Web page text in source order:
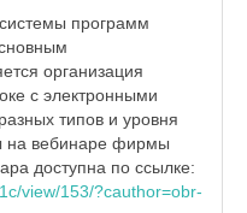
программ
организация
с электронными
типов и уровня
на вебинаре фирмы
доступна по ссылке:
view/153/?cauthor=obr-